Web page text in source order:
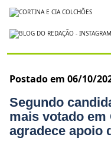
Postado em 06/10/
Segundo
mais votado em
agradece apoio